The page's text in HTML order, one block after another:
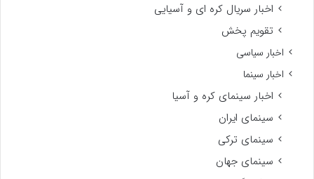
اخبار سریال کره ای و آسیایی
تقویم پخش
اخبار سیاسی
اخبار سینما
اخبار سینمای کره و آسیا
سینمای ایران
سینمای ترکی
سینمای جهان